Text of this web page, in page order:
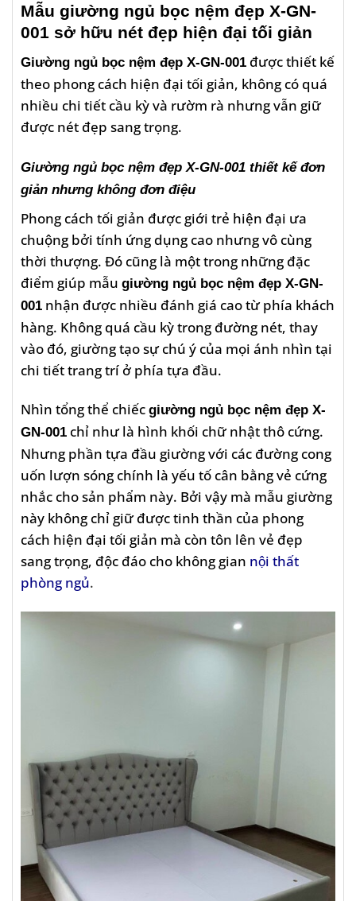
Mẫu giường ngủ bọc nệm đẹp X-GN-
001 sở hữu nét đẹp hiện đại tối giản
Giường ngủ bọc nệm đẹp X-GN-001 được thiết kế
theo phong cách hiện đại tối giản, không có quá
nhiều chi tiết cầu kỳ và rườm rà nhưng vẫn giữ
được nét đẹp sang trọng.
Giường ngủ bọc nệm đẹp X-GN-001 thiết kế đơn
giản nhưng không đơn điệu
Phong cách tối giản được giới trẻ hiện đại ưa
chuộng bởi tính ứng dụng cao nhưng vô cùng
thời thượng. Đó cũng là một trong những đặc
điểm giúp mẫu giường ngủ bọc nệm đẹp X-GN-
001 nhận được nhiều đánh giá cao từ phía khách
hàng. Không quá cầu kỳ trong đường nét, thay
vào đó, giường tạo sự chú ý của mọi ánh nhìn tại
chi tiết trang trí ở phía tựa đầu.
Nhìn tổng thể chiếc giường ngủ bọc nệm đẹp X-
GN-001 chỉ như là hình khối chữ nhật thô cứng.
Nhưng phần tựa đầu giường với các đường cong
uốn lượn sóng chính là yếu tố cân bằng vẻ cứng
nhắc cho sản phẩm này. Bởi vậy mà mẫu giường
này không chỉ giữ được tinh thần của phong
cách hiện đại tối giản mà còn tôn lên vẻ đẹp
sang trọng, độc đáo cho không gian nội thất
phòng ngủ.